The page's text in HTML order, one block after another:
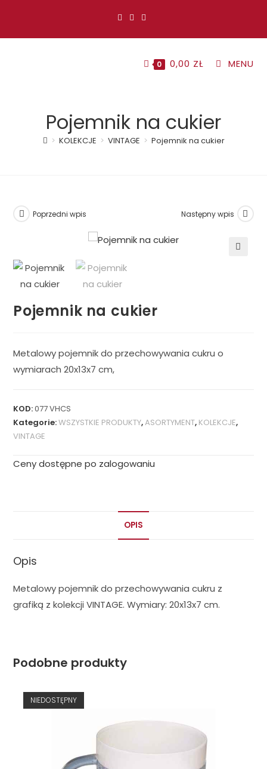
0 0,00 ZŁ MENU
Pojemnik na cukier
> KOLEKCJE > VINTAGE > Pojemnik na cukier
Poprzedni wpis Następny wpis
Pojemnik na cukier
Metalowy pojemnik do przechowywania cukru o
wymiarach 20x13x7 cm,
KOD:077 VHCS
Kategorie:WSZYSTKIE PRODUKTY,ASORTYMENT, KOLEKCJE,
VINTAGE
Ceny dostępne po zalogowaniu
OPIS
Opis
Metalowy pojemnik do przechowywania cukru z
grafiką z kolekcji VINTAGE. Wymiary: 20x13x7 cm.
Podobne produkty
NIEDOSTĘPNY